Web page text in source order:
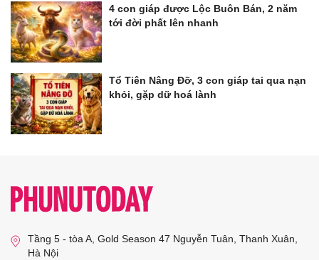
4 con giáp được Lộc Buôn Bán, 2 năm
tới đời phất lên nhanh
Tổ Tiên Nâng Đỡ, 3 con giáp tai qua nạn
khỏi, gặp dữ hoá lành
Tầng 5 - tòa A, Gold Season 47 Nguyễn Tuân, Thanh Xuân,
Hà Nội